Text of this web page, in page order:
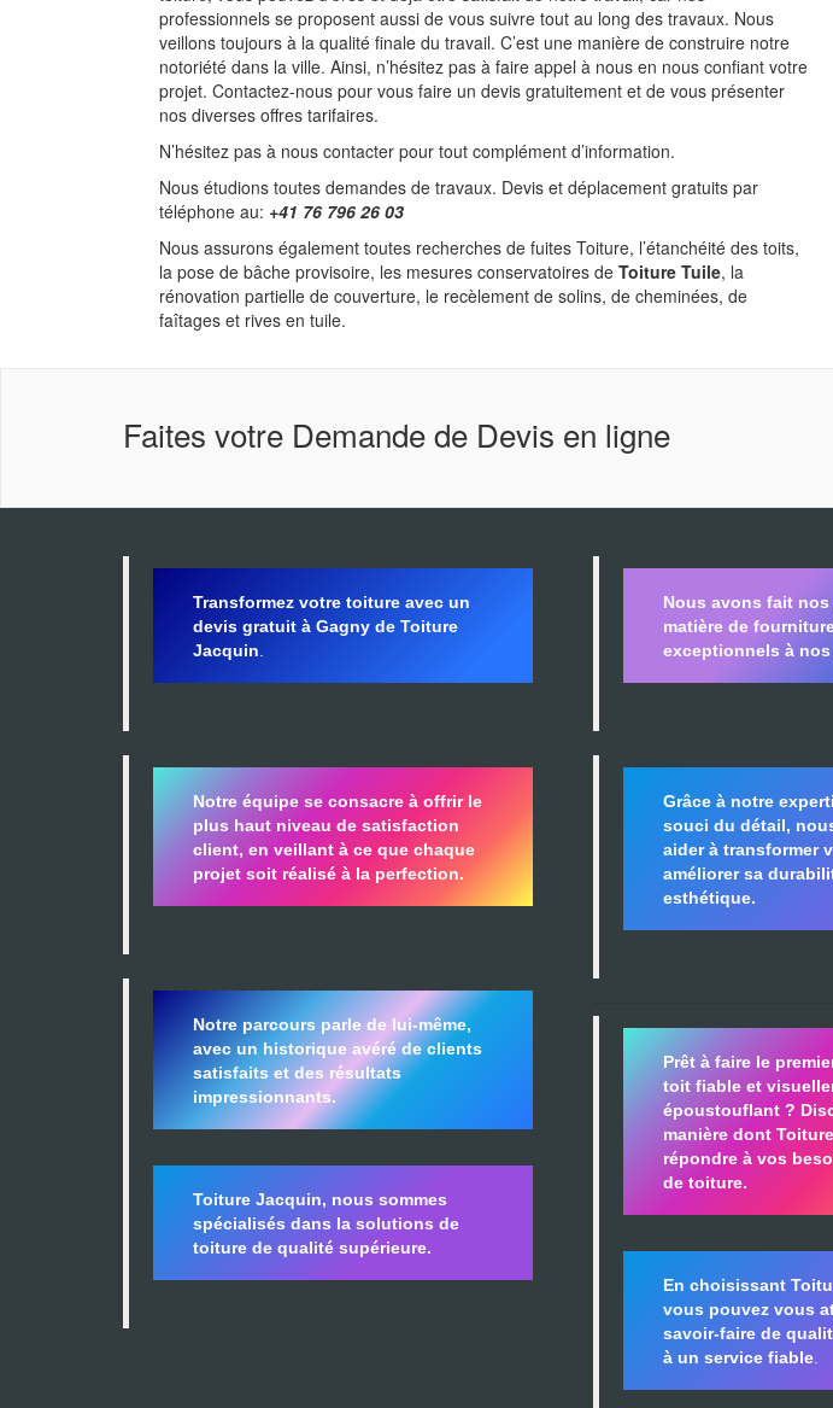
professionnels se proposent aussi de vous suivre tout au long des travaux. Nous
veillons toujours à la qualité finale du travail. C’est une manière de construire notre
notoriété dans la ville. Ainsi, n’hésitez pas à faire appel à nous en nous confiant votre
projet. Contactez-nous pour vous faire un devis gratuitement et de vous présenter
nos diverses offres tarifaires.
N’hésitez pas à nous contacter pour tout complément d’information.
Nous étudions toutes demandes de travaux. Devis et déplacement gratuits par
téléphone au: +41 76 796 26 03
Nous assurons également toutes recherches de fuites Toiture, l’étanchéité des toits,
la pose de bâche provisoire, les mesures conservatoires de Toiture Tuile, la
rénovation partielle de couverture, le recèlement de solins, de cheminées, de
faîtages et rives en tuile.
Faites votre Demande de Devis en ligne
Transformez votre toiture avec un
devis gratuit à Gagny de Toiture
Jacquin
Notre équipe se consacre à offrir le
plus haut niveau de satisfaction
client, en veillant à ce que chaque
projet soit réalisé à la perfection.
Notre parcours parle de lui-même,
avec un historique avéré de clients
satisfaits et des résultats
impressionnants.
Toiture Jacquin, nous sommes
spécialisés dans la solutions de
toiture de qualité supérieure.
Nous avons fait nos
matière de
exceptionnels à
Grâce à notre
souci du détail,
aider à transformer
améliorer sa
esthétique.
Prêt à faire le
toit fiable et
époustouflant ?
manière dont
répondre à vos
de toiture.
En choisissant
vous pouvez vous
savoir-faire de
à un service fiable